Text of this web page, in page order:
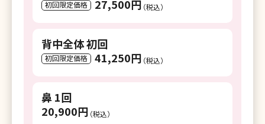
湘南美容皮フ科 平塚院
湘南美容クリニック 小田原院
湘南美容クリニック 新潟院
湘南美容クリニック 長岡院
初回限定価格 27,500円 （税込）
背中全体 初回
初回限定価格 41,250円 （税込）
鼻 1回
20,900円 （税込）